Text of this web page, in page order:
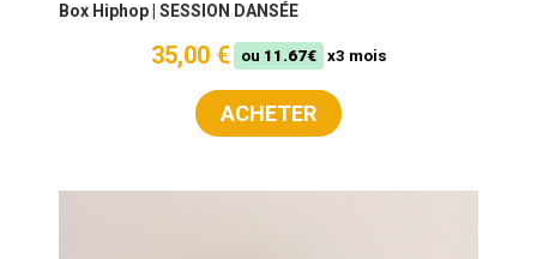
Box Hiphop | SESSION DANSÉE
35,00 € ou 11.67€ x3 mois
ACHETER